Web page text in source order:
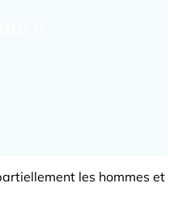
les hommes et